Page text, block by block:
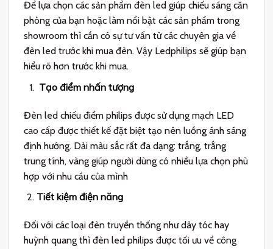
Để lựa chọn các sản phẩm đèn led giúp chiếu sáng căn
phòng của bạn hoặc làm nổi bật các sản phẩm trong
showroom thì cần có sự tư vấn từ các chuyên gia về
đèn led trước khi mua đèn. Vậy Ledphilips sẽ giúp bạn
hiểu rõ hơn trước khi mua.
Tạo điểm nhấn tượng
Đèn led chiếu điểm philips được sử dụng mạch LED
cao cấp được thiết kế đặt biệt tạo nên luồng ánh sáng
định hướng. Dải màu sắc rất đa dạng: trắng, trắng
trung tính, vàng giúp người dùng có nhiều lựa chọn phù
hợp với nhu cầu của mình
Tiết kiệm điện năng
Đối với các loại đèn truyền thống như dây tóc hay
huỳnh quang thì đèn led philips được tối ưu về công